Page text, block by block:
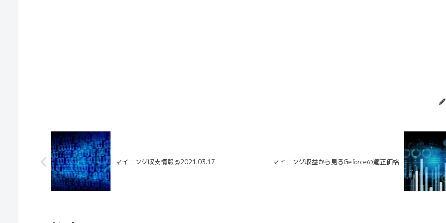
マイニング収支情報＠2021.03.17 マイニング収益から見るGeforceの適正価格